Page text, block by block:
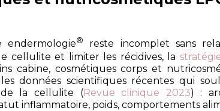
®
reste incomplet sans
cellulite et limiter les récidives, la
cabine, cosmétiques corps et
données scientifiques récentes qui
la cellulite (Revue clinique 2023) :
inflammatoire, poids, comportements